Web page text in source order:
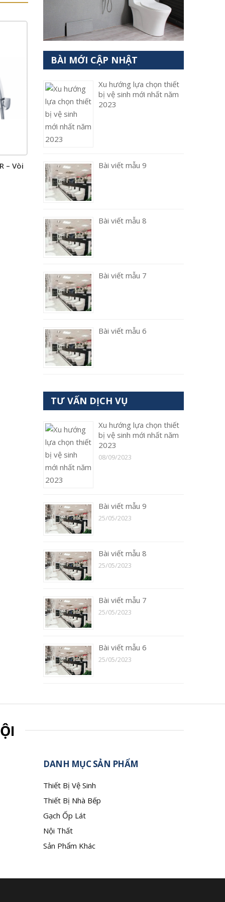
– Vòi
BÀI MỚI CẬP NHẬT
Xu hướng lựa chọn thiết
bị vệ sinh mới nhất năm
2023
Bài viết mẫu 9
Bài viết mẫu 8
Bài viết mẫu 7
Bài viết mẫu 6
TƯ VẤN DỊCH VỤ
Xu hướng lựa chọn thiết
bị vệ sinh mới nhất năm
2023
08/09/2023
Bài viết mẫu 9
25/05/2023
Bài viết mẫu 8
25/05/2023
Bài viết mẫu 7
25/05/2023
Bài viết mẫu 6
25/05/2023
DANH MỤC SẢN PHẨM
Thiết Bị Vệ Sinh
Thiết Bị Nhà Bếp
Gạch Ốp Lát
Nội Thất
Sản Phẩm Khác